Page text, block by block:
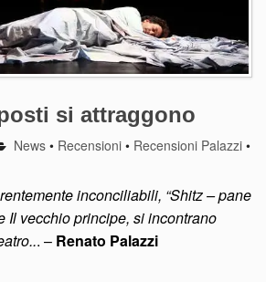
si attraggono
News • Recensioni • Recensioni Palazzi •
inconciliabili, “Shitz – pane
Il vecchio principe, si incontrano
. – Renato Palazzi